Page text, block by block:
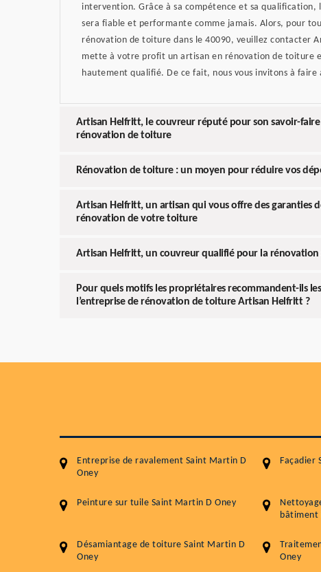
intervention. Grâce à sa compétence et sa
sera fiable et performante comme jamais. Alors, pour
rénovation de toiture dans le 40090, veuillez contacter
mette à votre profit un artisan en rénovation de toiture
hautement qualifié. De ce fait, nous vous invitons à faire
Artisan Helfritt, le couvreur réputé pour son savoir-
rénovation de toiture
Rénovation de toiture : un moyen pour réduire vos
Artisan Helfritt, un artisan qui vous offre des garanties
rénovation de votre toiture
Artisan Helfritt, un couvreur qualifié pour la
Pour quels motifs les propriétaires recommandent-ils
l’entreprise de rénovation de toiture Artisan Helfritt ?
Entreprise de ravalement Saint Martin D
Oney
Façadier
Peinture sur tuile Saint Martin D Oney
bâtiment
Désamiantage de toiture Saint Martin D
Oney
Oney